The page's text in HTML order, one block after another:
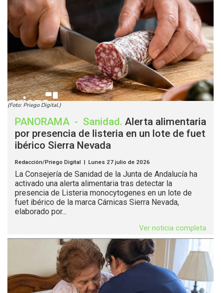
(Foto: Priego Digital.)
PANORAMA - Sanidad. Alerta alimentaria
por presencia de listeria en un lote de fuet
ibérico Sierra Nevada
Redacción/Priego Digital | Lunes 27 julio de 2026
La Consejería de Sanidad de la Junta de Andalucía ha
activado una alerta alimentaria tras detectar la
presencia de Listeria monocytogenes en un lote de
fuet ibérico de la marca Cárnicas Sierra Nevada,
elaborado por...
Ver noticia completa